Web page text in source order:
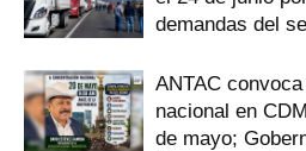
demandas del
ANTAC
nacional en
de mayo;